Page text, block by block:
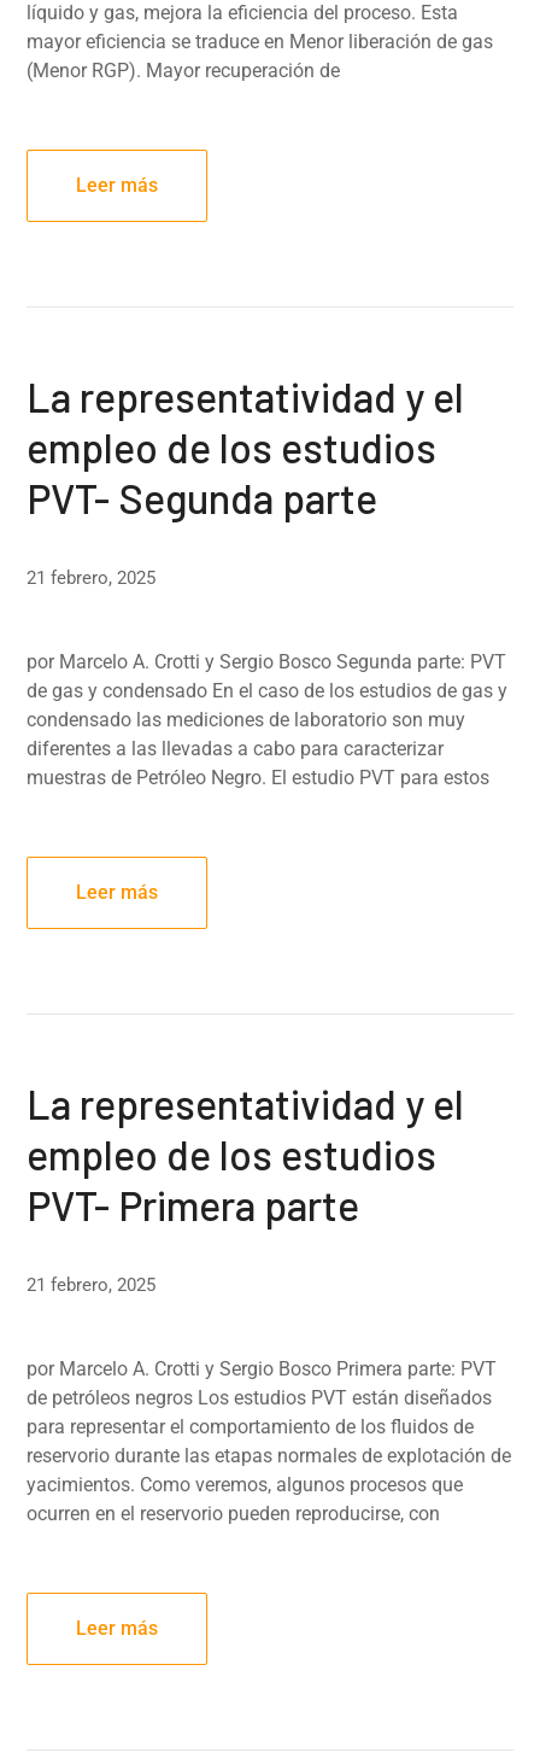
líquido y gas, mejora la eficiencia del proceso. Esta
mayor eficiencia se traduce en Menor liberación de gas
(Menor RGP). Mayor recuperación de
Leer más
La representatividad y el
empleo de los estudios
PVT- Segunda parte
21 febrero, 2025
por Marcelo A. Crotti y Sergio Bosco Segunda parte: PVT
de gas y condensado En el caso de los estudios de gas y
condensado las mediciones de laboratorio son muy
diferentes a las llevadas a cabo para caracterizar
muestras de Petróleo Negro. El estudio PVT para estos
Leer más
La representatividad y el
empleo de los estudios
PVT- Primera parte
21 febrero, 2025
por Marcelo A. Crotti y Sergio Bosco Primera parte: PVT
de petróleos negros Los estudios PVT están diseñados
para representar el comportamiento de los fluidos de
reservorio durante las etapas normales de explotación de
yacimientos. Como veremos, algunos procesos que
ocurren en el reservorio pueden reproducirse, con
Leer más